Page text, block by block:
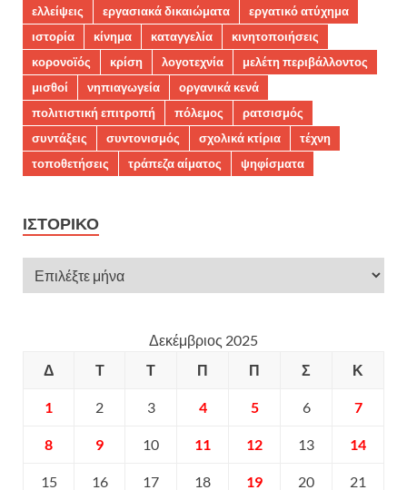
ελλείψεις
εργασιακά δικαιώματα
εργατικό ατύχημα
ιστορία
κίνημα καταγγελία
κινητοποιήσεις
κορονοϊός
κρίση λογοτεχνία
μελέτη περιβάλλοντος
μισθοί
νηπιαγωγεία
οργανικά κενά
πολιτιστική επιτροπή
πόλεμος
ρατσισμός
συντάξεις
συντονισμός σχολικά κτίρια
τέχνη
τοποθετήσεις
τράπεζα αίματος ψηφίσματα
ΙΣΤΟΡΙΚΌ
Δεκέμβριος 2025
Δ
Τ Τ Π Π Σ Κ
1 2 3 4 5 6 7
8 9 10 11 12 13 14
15 16 17 18 19 20 21